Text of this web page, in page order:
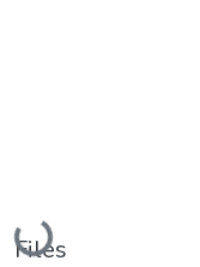
Loading...
Files